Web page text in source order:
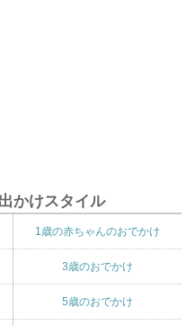
かけスタイル
1歳の赤ちゃんのおでかけ
3歳のおでかけ
5歳のおでかけ